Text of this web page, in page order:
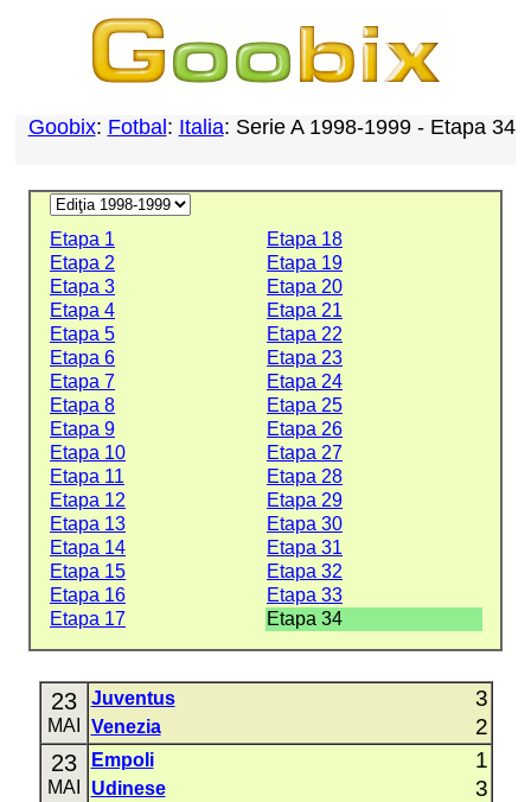
Goobix: Fotbal : Italia: Serie A 1998-1999 - Etapa 34
Etapa 1
Etapa 18
Etapa 2
Etapa 19
Etapa 3
Etapa 20
Etapa 4
Etapa 21
Etapa 5
Etapa 22
Etapa 6
Etapa 23
Etapa 7
Etapa 24
Etapa 8
Etapa 25
Etapa 9
Etapa 26
Etapa 10
Etapa 27
Etapa 11
Etapa 28
Etapa 12
Etapa 29
Etapa 13
Etapa 30
Etapa 14
Etapa 31
Etapa 15
Etapa 32
Etapa 16
Etapa 33
Etapa 17
Etapa 34
23
MAI
Juventus 3
Venezia 2
23
MAI
Empoli 1
Udinese 3